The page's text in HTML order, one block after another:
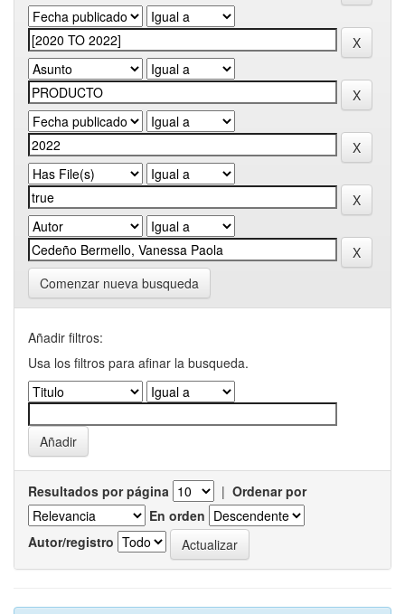
Comenzar nueva busqueda
Añadir filtros:
Usa los filtros para afinar la busqueda.
Resultados por página | Ordenar por
En orden
Autor/registro